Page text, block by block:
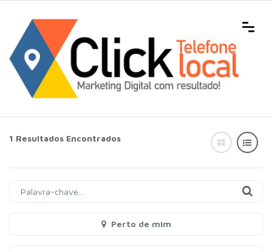
1 Resultados Encontrados
Perto de mim